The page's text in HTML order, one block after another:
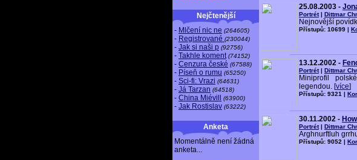
Nejčtenější
- Mlčení nic ne (264605)
- Registrované (230044)
- Jak si naši p (92756)
- Takhle koment (74152)
- Cenzura české (67588)
- Píseň o rumu (65250)
- Sci-fi: Vrazi (64631)
- Já Tarzan (64518)
- China Miévill (63900)
- Jak Rostislav (63222)
Anketa
Momentálně není žádná
anketa...
25.08.2003 -
Portrét| Dittmar
Nejnovější
Přístupů: 10699 |
13.12.2002 -
Portrét| Dittmar
Miniprofil
legendou. [více]
Přístupů: 9321 |
30.11.2002 -
Portrét| Dittmar
Arghnurftluh
Přístupů: 9052 |